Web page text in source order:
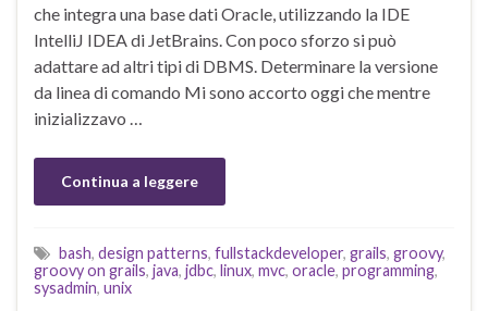
che integra una base dati Oracle, utilizzando la IDE
IntelliJ IDEA di JetBrains. Con poco sforzo si può
adattare ad altri tipi di DBMS. Determinare la versione
da linea di comando Mi sono accorto oggi che mentre
inizializzavo …
Continua a leggere
bash, design patterns, fullstackdeveloper, grails, groovy,
groovy on grails, java, jdbc, linux, mvc, oracle, programming,
sysadmin, unix